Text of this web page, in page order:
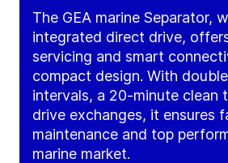
The GEA marine Separator,
integrated direct drive,
servicing and smart
compact design. With
intervals, a 20-minute clean
drive exchanges, it ensures
maintenance and top
marine market.